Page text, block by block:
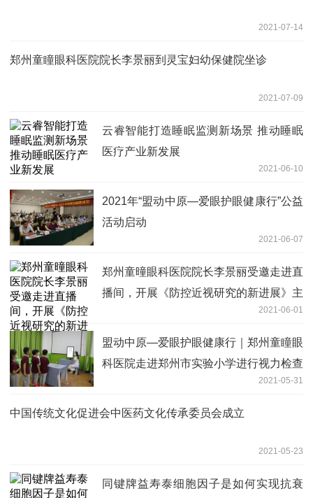
2021-07-14
郑州童瞳眼科医院院长李景丽到灵宝妇幼保健院坐诊
2021-07-09
云睿智能打造睡眠监测新场景 推动睡眠
医疗产业新发展
2021-06-10
2021年“盟动中原—爱眼护眼健康行”公益
活动启动
2021-06-07
郑州童曈眼科医院院长李景丽受邀走进直
播间，开展《防控近视研究的新进展》主
2021-06-01
盟动中原—爱眼护眼健康行｜郑州童瞳眼
科医院走进郑州市实验小学进行视力检查
2021-05-31
中国传统文化促进会中医药文化传承委员会成立
2021-05-23
同键牌益寿泰细胞因子是如何实现抗衰